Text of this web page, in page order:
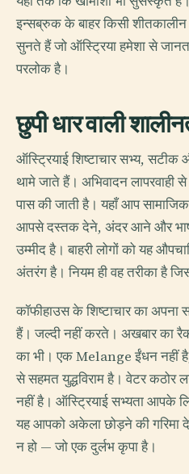
इन्सब्रुक के बाहर किसी
सुनते हैं जो ऑस्ट्रिया हमेशा से
परलोक है।
छुपी धार वाली
ऑस्ट्रियाई शिष्टाचार सभ्य,
थामे जाते हैं। अभिवादन लापरवाही
पास की जाती है। यहाँ आप
आपसे दस्तक देने, अंदर आने और
उम्मीद है। बाहरी लोगों को यह
अंतरंग है। नियम ही वह तरीका है
कॉफीहाउस के शिष्टाचार का अपना
हैं। जल्दी नहीं करते। अखबार का
का भी। एक Melange ईंधन नहीं
से सहमत युद्धविराम है। वेटर
नहीं है। ऑस्ट्रियाई सभ्यता आपके
यह आपको अकेला छोड़ने की गरिमा
न हो — जो एक दुर्लभ कृपा है।